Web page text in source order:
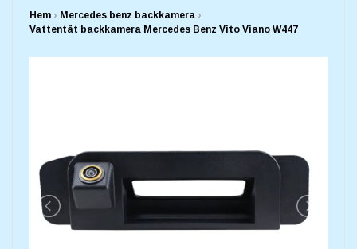
Hem › Mercedes benz backkamera ›
Vattentät backkamera Mercedes Benz Vito Viano W447